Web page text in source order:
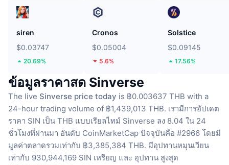
siren
$0.03747
20.69%
Cronos
$0.05004
5.6%
Solstice
$0.09145
17.56%
ข้อมูลราคาสด Sinverse
The live Sinverse price today is ฿0.003637 THB with a
24-hour trading volume of ฿1,439,013 THB. เรามีการอัปเดต
ราคา SIN เป็น THB แบบเรียลไทม์ Sinverse ลง 8.04 ใน 24
ชั่วโมงที่ผ่านมา อันดับ CoinMarketCap ปัจจุบันคือ #2966 โดยมี
มูลค่าตลาดรวมเท่ากับ ฿3,385,384 THB. มีอุปทานหมุนเวียน
เท่ากับ 930,944,169 SIN เหรียญ และ อุปทาน สูงสุด